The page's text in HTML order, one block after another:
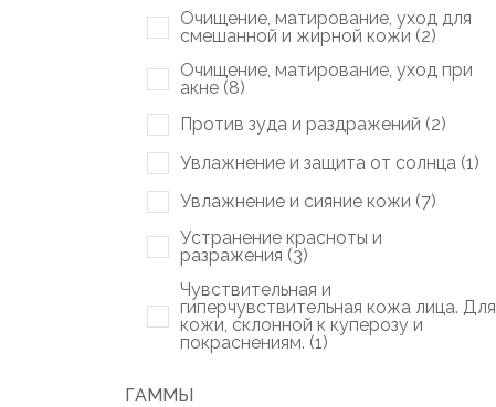
Очищение, матирование, уход для
смешанной и жирной кожи (2)
Очищение, матирование, уход при
акне (8)
Против зуда и раздражений (2)
Увлажнение и защита от солнца (1)
Увлажнение и сияние кожи (7)
Устранение красноты и
разражения (3)
Чувствительная и
гиперчувствительная кожа лица. Для
кожи, склонной к куперозу и
покраснениям. (1)
ГАММЫ